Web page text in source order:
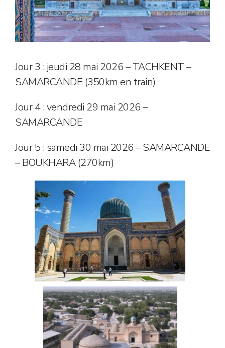
Jour 3 : jeudi 28 mai 2026 – TACHKENT –
SAMARCANDE (350km en train)
Jour 4 : vendredi 29 mai 2026 –
SAMARCANDE
Jour 5 : samedi 30 mai 2026 – SAMARCANDE
– BOUKHARA (270km)